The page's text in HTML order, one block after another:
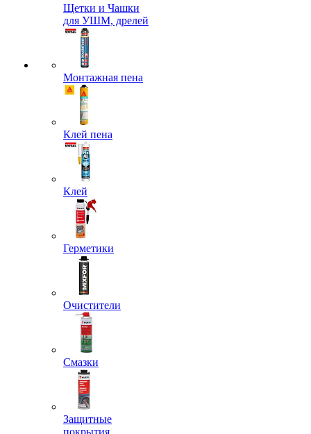
Щетки и Чашки
для УШМ, дрелей
Монтажная пена
Клей пена
Клей
Герметики
Очистители
Смазки
Защитные
покрытия